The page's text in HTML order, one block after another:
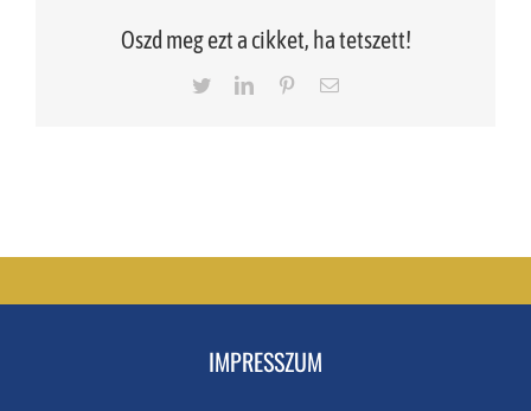
Oszd meg ezt a cikket, ha tetszett!
TwitterLinkedInPinterestEmail
IMPRESSZUM